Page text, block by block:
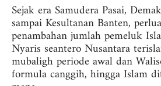
Sejak era Samudera Pasai,
sampai Kesultanan Banten,
penambahan jumlah pemeluk
Nyaris seantero Nusantara
mubaligh periode awal dan
formula canggih, hingga Islam